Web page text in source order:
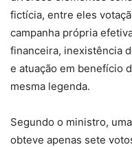
fictícia, entre eles
campanha própria
financeira, inexistência
e atuação em benefício
mesma legenda.
Segundo o ministro,
obteve apenas sete